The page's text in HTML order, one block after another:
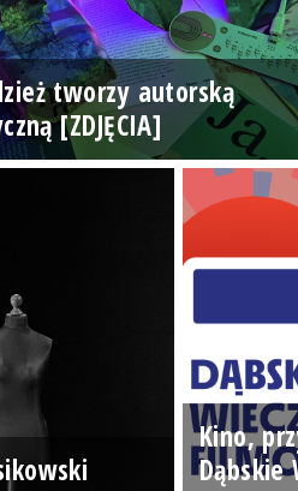
tworzy autorską
[ZDJĘCIA]
Kino,
Dąbskie